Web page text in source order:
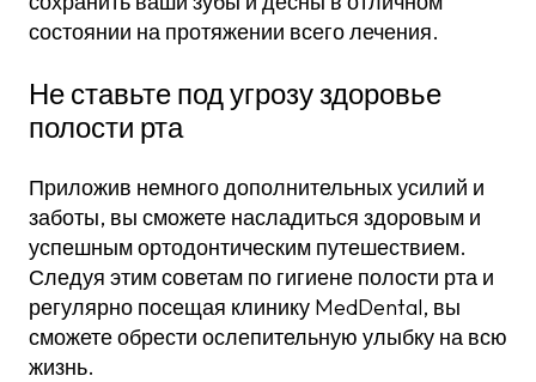
состоянии на протяжении всего лечения.
Не ставьте под угрозу здоровье
полости рта
Приложив немного дополнительных усилий и
заботы, вы сможете насладиться здоровым и
успешным ортодонтическим путешествием.
Следуя этим советам по гигиене полости рта и
регулярно посещая клинику MedDental, вы
сможете обрести ослепительную улыбку на всю
жизнь.